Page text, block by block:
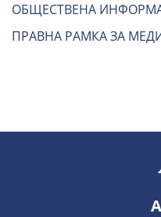
ОБЩЕСТВЕНА
ПРАВНА РАМКА ЗА